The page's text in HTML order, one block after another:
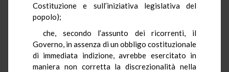
Costituzione e sull’iniziativa legislativa del
popolo);
che, secondo l’assunto dei ricorrenti, il
Governo, in assenza di un obbligo costituzionale
di immediata indizione, avrebbe esercitato in
maniera non corretta la discrezionalità nella